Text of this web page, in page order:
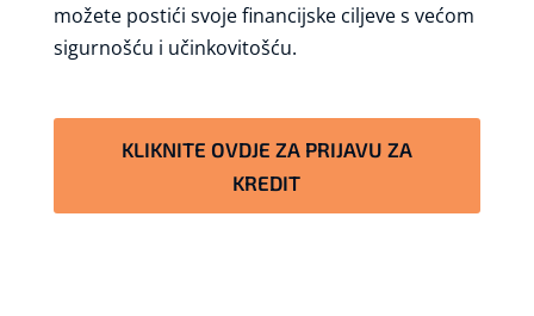
možete postići svoje financijske ciljeve s većom
sigurnošću i učinkovitošću.
KLIKNITE OVDJE ZA PRIJAVU ZA
KREDIT